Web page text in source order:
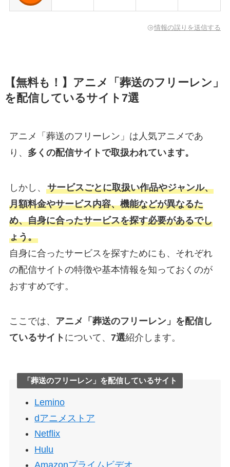
情報の誤りを送信する
【無料も！】アニメ「葬送のフリーレン」
を配信しているサイト7選
アニメ「葬送のフリーレン」は人気アニメであ
り、 多くの配信サイトで取扱われています。
しかし、 サービスごとに取扱い作品やジャンル、
月額料金やサービス内容、機能などが異なるた
め、自身に合ったサービスを探す必要があるでし
ょう。
自身に合ったサービスを探すためにも、それぞれ
の配信サイトの特徴や基本情報を知っておくのが
おすすめです。
ここでは、 アニメ「葬送のフリーレン」を配信し
ているサイト について、 7選紹介します。
「葬送のフリーレン」を配信しているサイト
Lemino
dアニメストア
Netflix
Hulu